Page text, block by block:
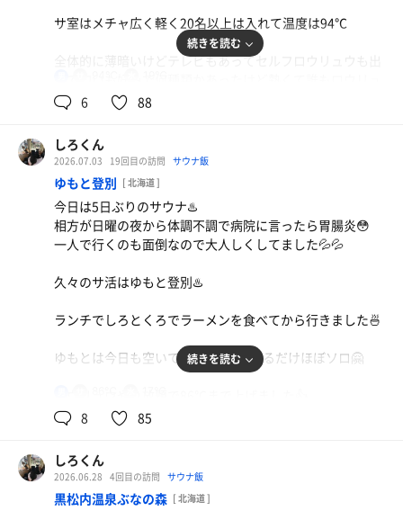
安くて美味い
シャケハラス定食
初めて行ったけど安くて美味い😋
カツカレーセット（サラダ➕ドリンク）
ここのカレーは凄く辛いのでサラダと交互に食べない
と😅😅
も待ち合わせ場所で待っている事を想像しているのは私だ
サ室はメチャ広く軽く20名以上は入れて温度は94℃
全体的に薄暗いけどテレビもあってセルフロウリュウも出
ウする人はいませんでした💦
7分4セット
水風呂は体感19℃くらいで露天風呂スペースにイスが5つ
ありますが風除になっているのであまり風は来なくてチョ
ット不満😅
続きを読む
6 88
しろくん
2026.07.03 19回目の訪問 サウナ飯
ゆもと登別 [ 北海道 ]
今日は5日ぶりのサウナ♨️
相方が日曜の夜から体調不調で病院に言ったら胃腸炎😳
一人で行くのも面倒なので大人しくしてました💦💦
久々のサ活はゆもと登別♨️
ランチでしろとくろでラーメンを食べてから行きました🍜
ゆもとは今日も空いてて外人が3人いるだけほぼソロ🤗
10分4セット完了しました👍
続きを読む
8 85
しろくん
2026.06.28 4回目の訪問 サウナ飯
黒松内温泉ぶなの森 [ 北海道 ]